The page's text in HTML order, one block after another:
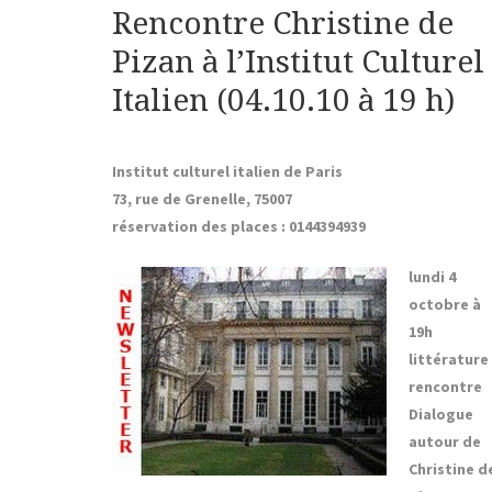
Rencontre Christine de
Pizan à l’Institut Culturel
Italien (04.10.10 à 19 h)
Institut culturel italien de Paris
73, rue de Grenelle, 75007
réservation des places : 0144394939
lundi 4
octobre à
19h
littérature
rencontre
Dialogue
autour de
Christine